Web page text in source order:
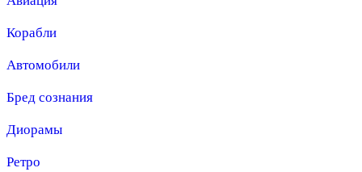
Корабли
Автомобили
Бред сознания
Диорамы
Ретро